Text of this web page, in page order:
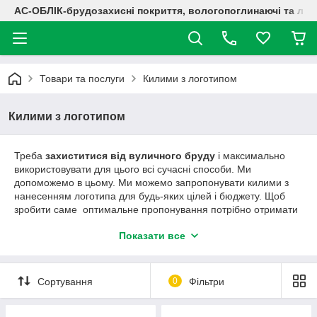
АС-ОБЛІК-брудозахисні покриття, вологопоглинаючі та
Товари та послуги Килими з логотипом
Килими з логотипом
Треба захиститися від вуличного бруду і максимально
використовувати для цього всі сучасні способи. Ми
допоможемо в цьому. Ми можемо запропонувати килими з
нанесенням логотипа для будь-яких цілей і бюджету. Щоб
зробити саме оптимальне пропонування потрібно отримати
1. Де Ви використовуватимете килимок?
2. На який термін експлуатації Ви розраховуєте?
3. Що Ви хочете бачити на своєму килимку? Які кольори?
Показати все
Сортування 0 Фільтри